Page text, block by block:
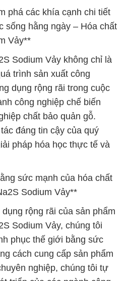
phá các khía cạnh chi tiết
sống hằng ngày – Hóa chất
Vảy**
Sodium Vảy không chỉ là
trình sản xuất công
dụng rộng rãi trong cuộc
công nghiệp chế biến
chất bảo quản gỗ.
đáng tin cậy của quý
pháp hóa học thực tế và
sức mạnh của hóa chất
Sodium Vảy**
rộng rãi của sản phẩm
Sodium Vảy, chúng tôi
phục thế giới bằng sức
cách cung cấp sản phẩm
nghiệp, chúng tôi tự